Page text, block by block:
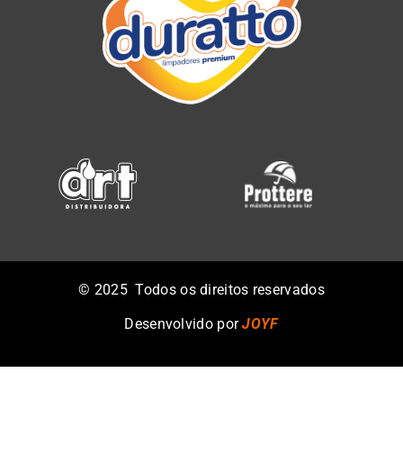
©️ 2025 Todos os direitos reservados
Desenvolvido por JOYF